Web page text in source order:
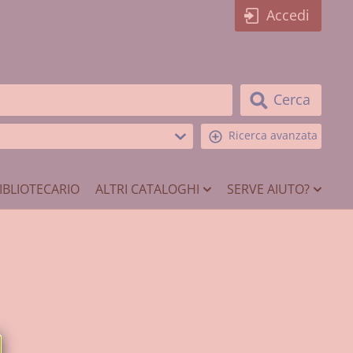
Accedi
Cerca
Ricerca avanzata
ALTRI CATALOGHI SERVE AIUTO?